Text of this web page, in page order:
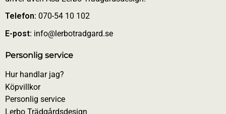
Telefon: 070-54 10 102
E-post: info@lerbotradgard.se
Personlig service
Hur handlar jag?
Köpvillkor
Personlig service
Lerbo Trädgårdsdesign